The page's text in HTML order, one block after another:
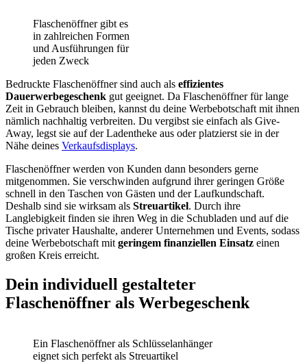
Flaschenöffner gibt es
in zahlreichen Formen
und Ausführungen für
jeden Zweck
Bedruckte Flaschenöffner sind auch als effizientes
Dauerwerbegeschenk gut geeignet. Da Flaschenöffner für lange
Zeit in Gebrauch bleiben, kannst du deine Werbebotschaft mit ihnen
nämlich nachhaltig verbreiten. Du vergibst sie einfach als Give-
Away, legst sie auf der Ladentheke aus oder platzierst sie in der
Nähe deines Verkaufsdisplays.
Flaschenöffner werden von Kunden dann besonders gerne
mitgenommen. Sie verschwinden aufgrund ihrer geringen Größe
schnell in den Taschen von Gästen und der Laufkundschaft.
Deshalb sind sie wirksam als Streuartikel. Durch ihre
Langlebigkeit finden sie ihren Weg in die Schubladen und auf die
Tische privater Haushalte, anderer Unternehmen und Events, sodass
deine Werbebotschaft mit geringem finanziellen Einsatz einen
großen Kreis erreicht.
Dein individuell gestalteter
Flaschenöffner als Werbegeschenk
Ein Flaschenöffner als Schlüsselanhänger
eignet sich perfekt als Streuartikel